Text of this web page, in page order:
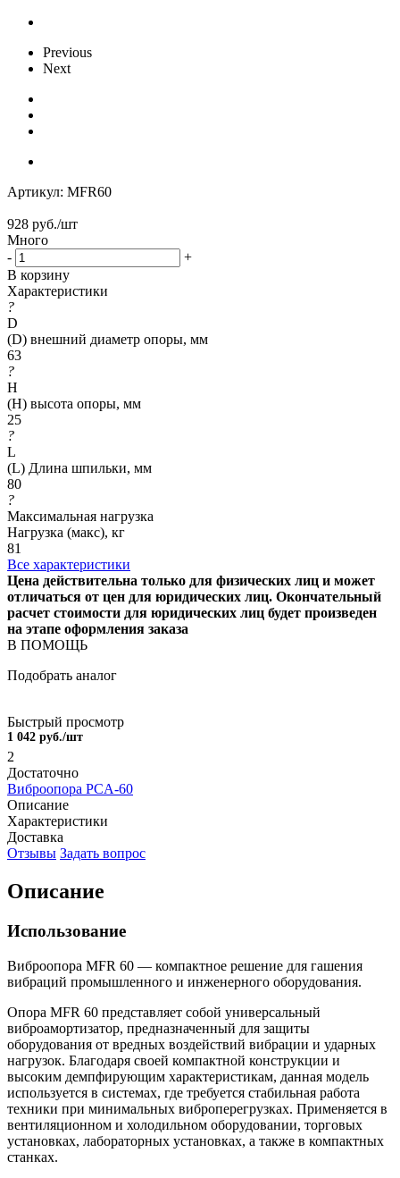
Previous
Next
Артикул: MFR60
928 руб./шт
Много
-
+
В корзину
Характеристики
?
D
(D) внешний диаметр опоры, мм
63
?
H
(H) высота опоры, мм
25
?
L
(L) Длина шпильки, мм
80
?
Максимальная нагрузка
Нагрузка (макс), кг
81
Все характеристики
Цена действительна только для физических лиц и может
отличаться от цен для юридических лиц. Окончательный
расчет стоимости для юридических лиц будет произведен
на этапе оформления заказа
В ПОМОЩЬ
Подобрать аналог
Быстрый просмотр
1 042 руб./шт
2
Достаточно
Виброопора PCA-60
Описание
Характеристики
Доставка
Отзывы Задать вопрос
Описание
Использование
Виброопора MFR 60 — компактное решение для гашения
вибраций промышленного и инженерного оборудования.
Опора MFR 60 представляет собой универсальный
виброамортизатор, предназначенный для защиты
оборудования от вредных воздействий вибрации и ударных
нагрузок. Благодаря своей компактной конструкции и
высоким демпфирующим характеристикам, данная модель
используется в системах, где требуется стабильная работа
техники при минимальных виброперегрузках. Применяется в
вентиляционном и холодильном оборудовании, торговых
установках, лабораторных установках, а также в компактных
станках.